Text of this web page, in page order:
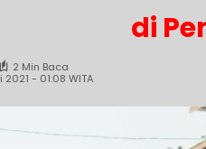
di
2 Min Baca
2021 - 01:08 WITA